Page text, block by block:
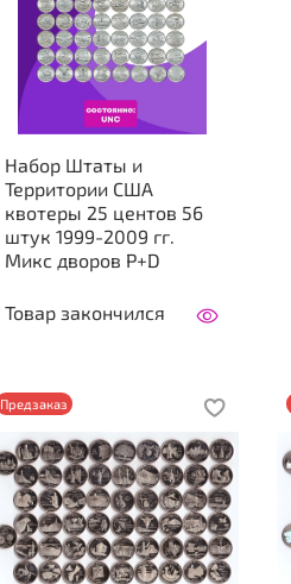
Набор Штаты и
Территории США
квотеры 25 центов 56
штук 1999-2009 гг.
Микс дворов P+D
Товар закончился
Предзаказ